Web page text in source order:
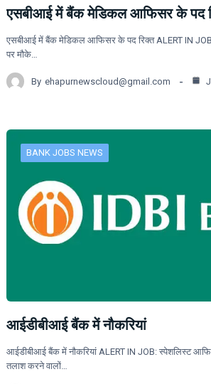
एसबीआई में बैंक मेडिकल आफिसर के पद
एसबीआई में बैंक मेडिकल आफिसर के पद रिक्त ALERT IN
पर मौके…
By ehapurnewscloud@gmail.com
BANK JOBS NEWS
आईडीबीआई बैंक में नौकरियां
आईडीबीआई बैंक में नौकरियां ALERT IN JOB: स्पेशलिस्ट
तलाश करने वालों…